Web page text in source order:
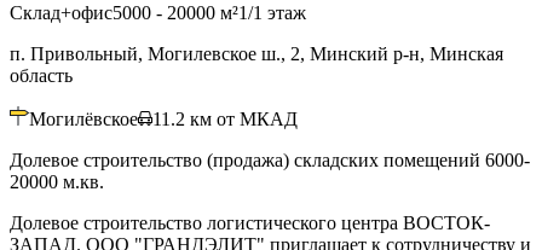
Склад+офис5000 - 20000 м²1/1 этаж
п. Привольный, Могилевское ш., 2, Минский р-н, Минская
область
Могилёвское 11.2 км от МКАД
Долевое строительство (продажа) складских помещений 6000-
20000 м.кв.
Долевое строительство логистического центра ВОСТОК-
ЗАПАД. ООО "ГРАНДЭЛИТ" приглашает к сотрудничеству и